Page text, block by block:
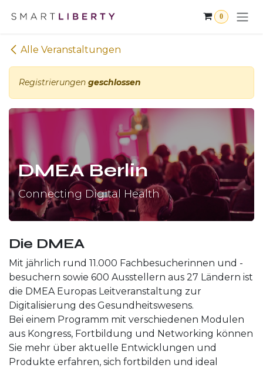
0
Alle Veranstaltungen
Registrierungen geschlossen
DMEA Berlin
Connecting Digital Health
Die DMEA
Mit jährlich rund 11.000 Fachbesucherinnen und -
besuchern sowie 600 Ausstellern aus 27 Ländern ist
die DMEA Europas Leitveranstaltung zur
Digitalisierung des Gesundheitswesens.
Bei einem Programm mit verschiedenen Modulen
aus Kongress, Fortbildung und Networking können
Sie mehr über aktuelle Entwicklungen und
Produkte erfahren, sich fortbilden und ideal